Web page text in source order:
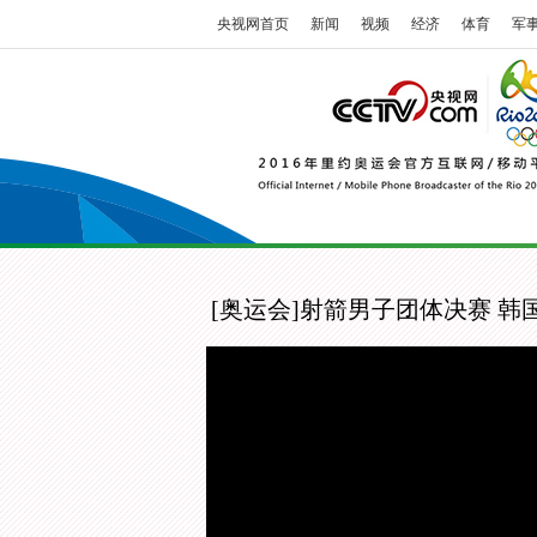
央视网首页 新闻 视频 经济 体育 军
[奥运会]射箭男子团体决赛 韩